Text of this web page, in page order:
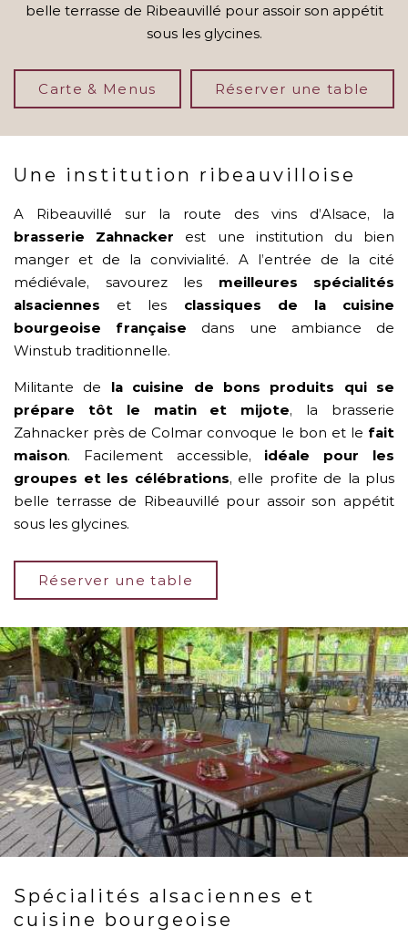
belle terrasse de Ribeauvillé pour assoir son appétit
sous les glycines.
Carte & Menus Réserver une table
Une institution ribeauvilloise
A Ribeauvillé sur la route des vins d’Alsace, la
brasserie Zahnacker est une institution du bien
manger et de la convivialité. A l’entrée de la cité
médiévale, savourez les meilleures spécialités
alsaciennes et les classiques de la cuisine
bourgeoise française dans une ambiance de
Winstub traditionnelle.
Militante de la cuisine de bons produits qui se
prépare tôt le matin et mijote, la brasserie
Zahnacker près de Colmar convoque le bon et le fait
maison. Facilement accessible, idéale pour les
groupes et les célébrations, elle profite de la plus
belle terrasse de Ribeauvillé pour assoir son appétit
sous les glycines.
Réserver une table
Spécialités alsaciennes et
cuisine bourgeoise